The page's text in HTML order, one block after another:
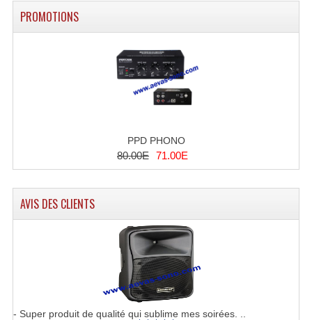
Structures, Pieds, Ponts...
Angle AG20 Structure Contest
Angle AG29 Structure Contest
Angle DECO22Q Structure Contest
Angle DUO Structure Contest
Angles Structure ASD SX290
Angles Structure ASD SZ 290
Angles Structure Duo290
Angles Structure QUATRO290
PROMOTIONS
PPD PHONO
80.00E 71.00E
AVIS DES CLIENTS
- Super produit de qualité qui sublime mes soirées. ..